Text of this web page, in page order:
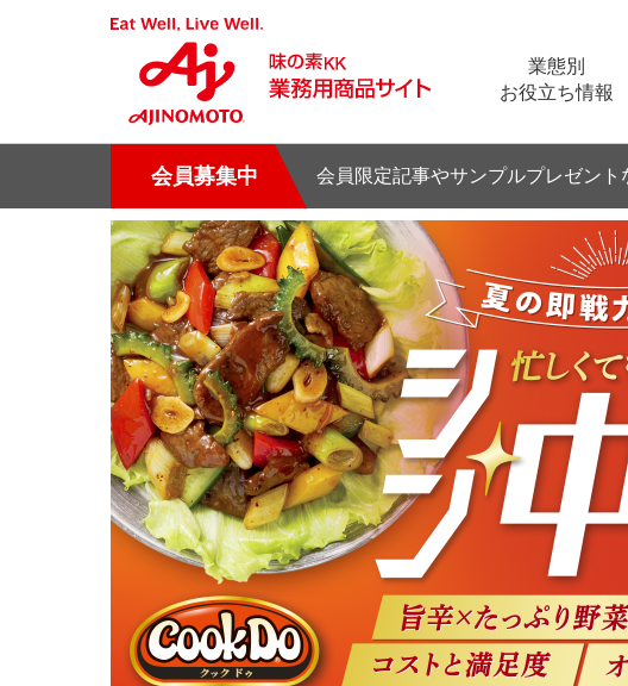
業態別
お役立ち情報
会員募集中 会員限定記事やサンプルプレゼント